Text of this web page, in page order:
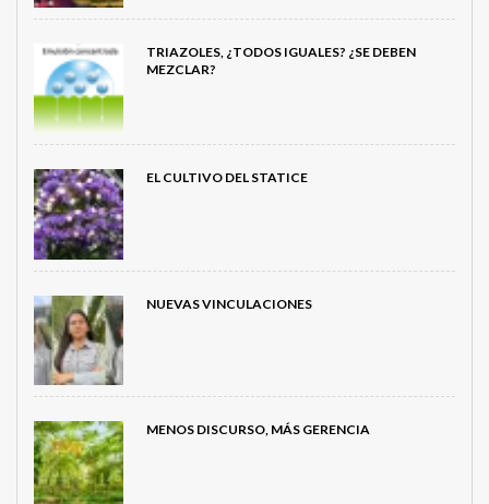
TRIAZOLES, ¿TODOS IGUALES? ¿SE DEBEN
MEZCLAR?
EL CULTIVO DEL STATICE
NUEVAS VINCULACIONES
MENOS DISCURSO, MÁS GERENCIA